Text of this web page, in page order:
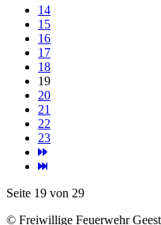
14
15
16
17
18
19
20
21
22
23
Seite 19 von 29
© Freiwillige Feuerwehr